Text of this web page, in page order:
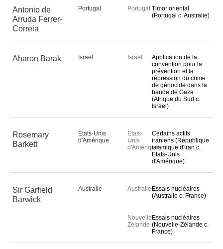
Antonio de
Arruda Ferrer-
Correia
Portugal Portugal Timor oriental
(Portugal c. Australie)
Aharon Barak Israël Israël
Application de la
convention pour la
prévention et la
répression du crime
de génocide dans la
bande de Gaza
(Afrique du Sud c.
Israël)
Rosemary
Barkett
Etats-Unis
d'Amérique
Etats-
Unis
d'Amérique
Certains actifs
iraniens (République
islamique d'Iran c.
Etats-Unis
d'Amérique)
Sir Garfield
Barwick
Australie Australie Essais nucléaires
(Australie c. France)
Nouvelle-
Zélande
Essais nucléaires
(Nouvelle-Zélande c.
France)
Traités
Compétence en
matière consultative
avis consultatif
communiqués de presse
Calendrier
Accréditation
Multimédia
Questions